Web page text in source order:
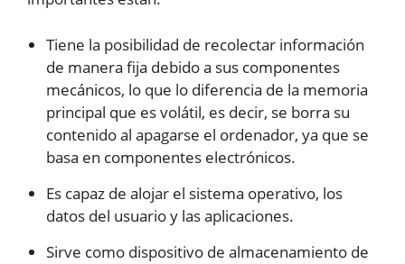
Tiene la posibilidad de recolectar información
de manera fija debido a sus componentes
mecánicos, lo que lo diferencia de la memoria
principal que es volátil, es decir, se borra su
contenido al apagarse el ordenador, ya que se
basa en componentes electrónicos.
Es capaz de alojar el sistema operativo, los
datos del usuario y las aplicaciones.
Sirve como dispositivo de almacenamiento de